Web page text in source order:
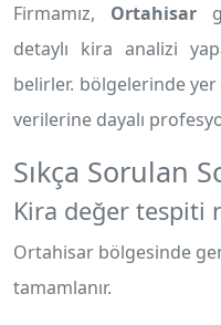
Firmamız, Ortahisar
detaylı kira analizi
belirler. bölgelerinde yer
verilerine dayalı
Sıkça Sorulan
Kira değer tespiti
Ortahisar bölgesinde
tamamlanır.